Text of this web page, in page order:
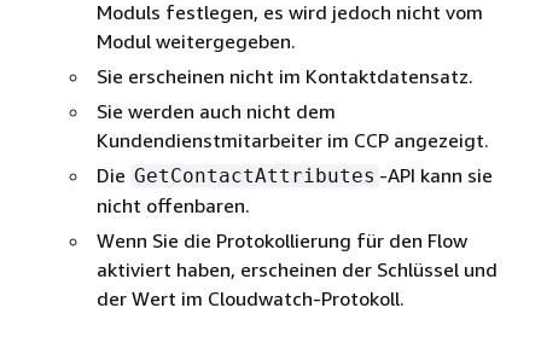
Moduls festlegen, es wird jedoch nicht vom
Modul weitergegeben.
Sie erscheinen nicht im Kontaktdatensatz.
Sie werden auch nicht dem
Kundendienstmitarbeiter im CCP angezeigt.
Die GetContactAttributes -API kann sie
nicht offenbaren.
Wenn Sie die Protokollierung für den Flow
aktiviert haben, erscheinen der Schlüssel und
der Wert im Cloudwatch-Protokoll.